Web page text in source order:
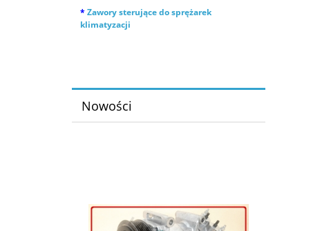
* Zawory sterujące do sprężarek
klimatyzacji
Nowości